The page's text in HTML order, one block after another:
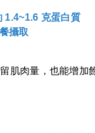
1.4~1.6 克蛋白質
攝取
肌肉量，也能增加